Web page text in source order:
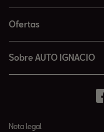
Ofertas
Sobre AUTO IGNACIO
Nota legal